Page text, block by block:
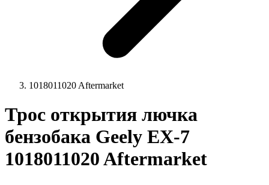
1018011020 Aftermarket
Трос открытия лючка
бензобака Geely EX-7
1018011020 Aftermarket